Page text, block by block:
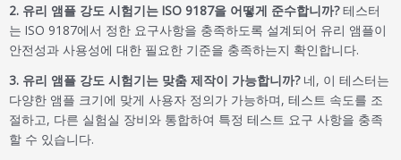
2. 유리 앰플 강도 시험기는 ISO 9187을 어떻게 준수합니까?테스터
는 ISO 9187에서 정한 요구사항을 충족하도록 설계되어 유리 앰플이
안전성과 사용성에 대한 필요한 기준을 충족하는지 확인합니다.
3. 유리 앰플 강도 시험기는 맞춤 제작이 가능합니까?네, 이 테스터는
다양한 앰플 크기에 맞게 사용자 정의가 가능하며, 테스트 속도를 조
절하고, 다른 실험실 장비와 통합하여 특정 테스트 요구 사항을 충족
할 수 있습니다.